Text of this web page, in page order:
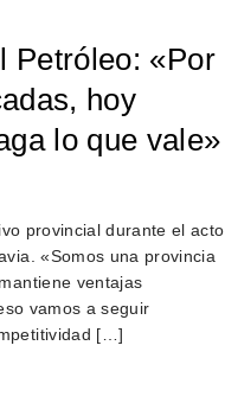
Petróleo: «Por
hoy
lo que vale»
provincial durante el acto
«Somos una provincia
ventajas
vamos a seguir
[…]